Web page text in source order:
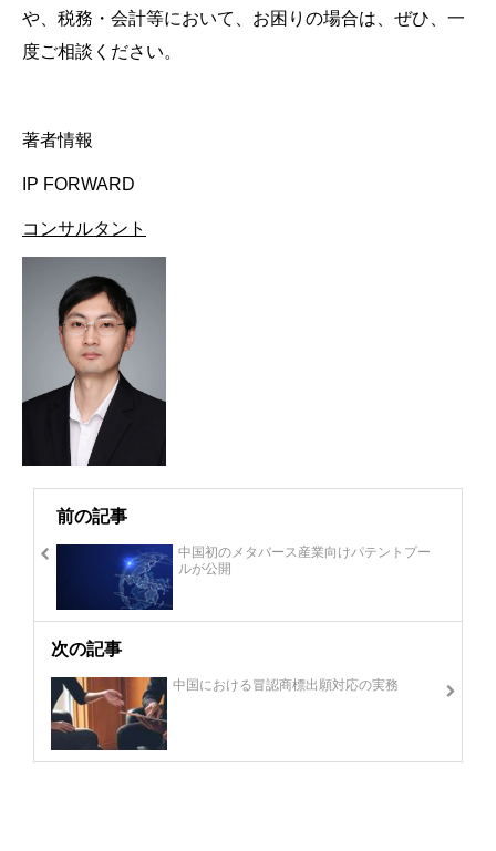
や、税務・会計等において、お困りの場合は、ぜひ、一
度ご相談ください。
著者情報
IP FORWARD
コンサルタント
前の記事
中国初のメタバース産業向けパテントプー
ルが公開
次の記事
中国における冒認商標出願対応の実務